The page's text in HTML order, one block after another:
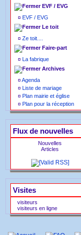
EVF / EVG
¤ EVF / EVG
Le toit
¤ Ze toit....
Faire-part
¤ La fabrique
Archives
¤Agenda
¤ Liste de mariage
¤ Plan mairie et église
¤ Plan pour la réception
Flux de nouvelles
Nouvelles
Articles
Visites
visiteurs
visiteurs en ligne